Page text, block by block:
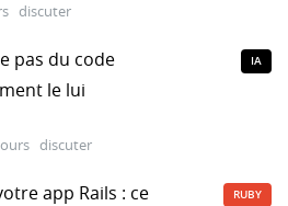
discuter
pas du code
le lui
discuter
IA
app Rails : ce
RUBY